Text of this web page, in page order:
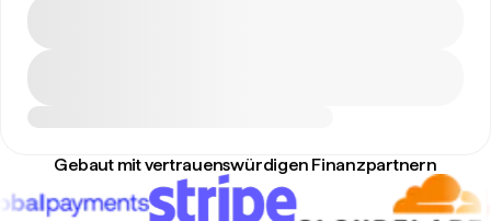
Gebaut mit vertrauenswürdigen Finanzpartnern